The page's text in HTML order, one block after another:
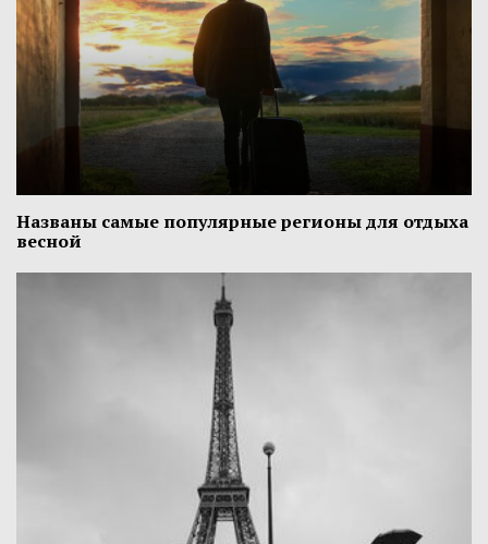
Названы самые популярные регионы для отдыха
весной